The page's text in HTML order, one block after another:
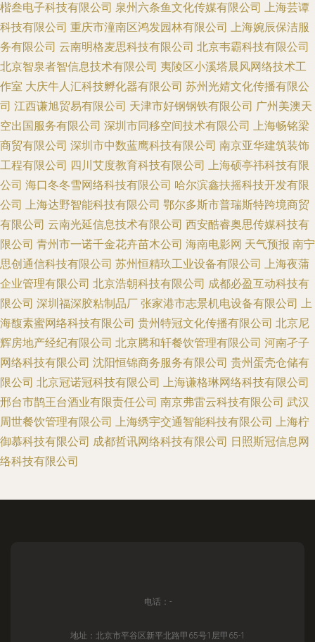
楷叁电子科技有限公司 泉州六条鱼文化传媒有限公司 上海芸谭
科技有限公司 重庆市潼南区鸿发园林有限公司 上海婉辰保洁服
务有限公司 云南明格麦思科技有限公司 北京韦霸科技有限公司
北京智泉者智信息技术有限公司 夷陵区小溪塔晨风网络技术工
作室 大庆牛人汇科技孵化器有限公司 苏州光婧文化传播有限公
司 江西谦旭贸易有限公司 天津市好钢钢铁有限公司 广州美澳天
空出国服务有限公司 深圳市同移空间技术有限公司 上海畅铭梁
商贸有限公司 深圳市中数蓝鹰科技有限公司 南京亚华建筑装饰
工程有限公司 四川艾度教育科技有限公司 上海硕亭祎科技有限
公司 海口冬冬雪网络科技有限公司 哈尔滨鑫扶摇科技开发有限
公司 上海达野智能科技有限公司 鄂尔多斯市普瑞斯特跨境商贸
有限公司 云南光延信息技术有限公司 西安酷睿奥思传媒科技有
限公司 青州市一诺千金花卉苗木公司 海南电影网 天气预报 南宁
思创通信科技有限公司 苏州恒精玖工业设备有限公司 上海夜蒲
企业管理有限公司 北京浩朝科技有限公司 成都必盈互动科技有
限公司 深圳福深胶粘制品厂 张家港市志景机电设备有限公司 上
海馥素蜜网络科技有限公司 贵州特冠文化传播有限公司 北京尼
辉房地产经纪有限公司 北京腾和轩餐饮管理有限公司 河南孑子
网络科技有限公司 沈阳恒锦商务服务有限公司 贵州蛋壳仓储有
限公司 北京冠诺冠科技有限公司 上海谦格琳网络科技有限公司
邢台市鹊王台酒业有限责任公司 南京弗雷云科技有限公司 武汉
周世餐饮管理有限公司 上海绣宇交通智能科技有限公司 上海柠
御慕科技有限公司 成都哲讯网络科技有限公司 日照斯冠信息网
络科技有限公司
电话：-
地址：北京市平谷区新平北路甲65号1层甲65-1